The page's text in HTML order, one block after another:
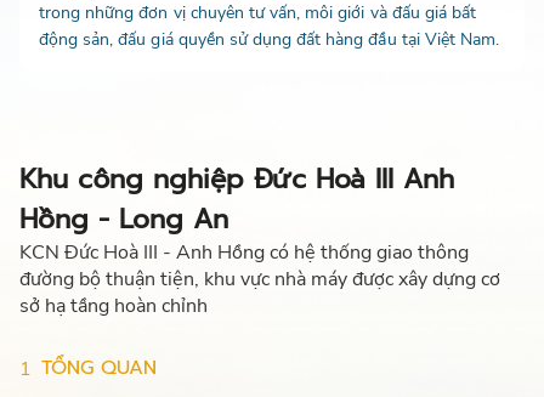
trong những đơn vị chuyên tư vấn, môi giới và đấu giá bất
động sản, đấu giá quyền sử dụng đất hàng đầu tại Việt Nam.
Khu công nghiệp Đức Hoà III Anh
Hồng - Long An
KCN Đức Hoà III - Anh Hồng có hệ thống giao thông
đường bộ thuận tiện, khu vực nhà máy được xây dựng cơ
sở hạ tầng hoàn chỉnh
1 TỔNG QUAN